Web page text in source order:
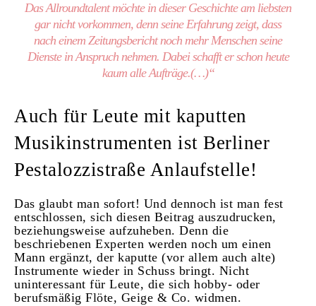
Das Allroundtalent möchte in dieser Geschichte am liebsten
gar nicht vorkommen, denn seine Erfahrung zeigt, dass
nach einem Zeitungsbericht noch mehr Menschen seine
Dienste in Anspruch nehmen. Dabei schafft er schon heute
kaum alle Aufträge.(…)“
Auch für Leute mit kaputten
Musikinstrumenten ist Berliner
Pestalozzistraße Anlaufstelle!
Das glaubt man sofort! Und dennoch ist man fest
entschlossen, sich diesen Beitrag auszudrucken,
beziehungsweise aufzuheben. Denn die
beschriebenen Experten werden noch um einen
Mann ergänzt, der kaputte (vor allem auch alte)
Instrumente wieder in Schuss bringt. Nicht
uninteressant für Leute, die sich hobby- oder
berufsmäßig Flöte, Geige & Co. widmen.